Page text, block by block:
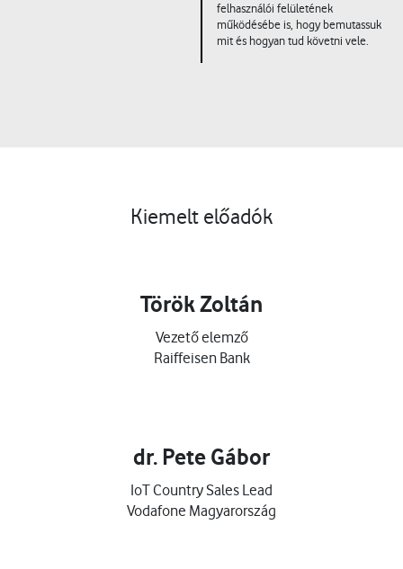
felhasználói felületének
működésébe is, hogy bemutassuk
mit és hogyan tud követni vele.
Kiemelt előadók
Török Zoltán
Vezető elemző
Raiffeisen Bank
dr. Pete Gábor
IoT Country Sales Lead
Vodafone Magyarország